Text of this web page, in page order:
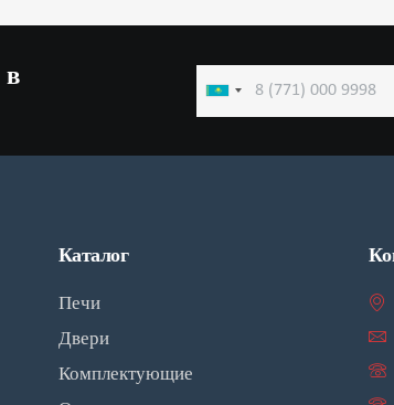
в
Kazakhstan
Каталог
Печи
Двери
Комплектующие